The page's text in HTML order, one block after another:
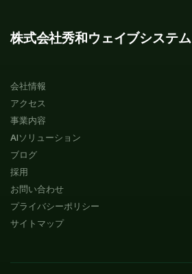
株式会社秀和ウェイブシステム
会社情報
アクセス
事業内容
AIソリューション
ブログ
採用
お問い合わせ
プライバシーポリシー
サイトマップ